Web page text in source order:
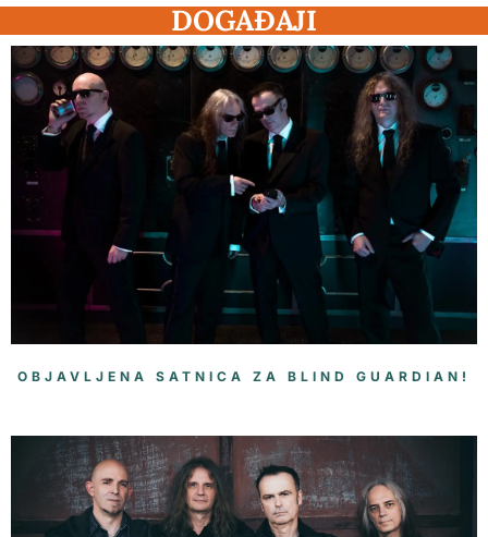
DOGAĐAJI
OBJAVLJENA SATNICA ZA BLIND GUARDIAN!